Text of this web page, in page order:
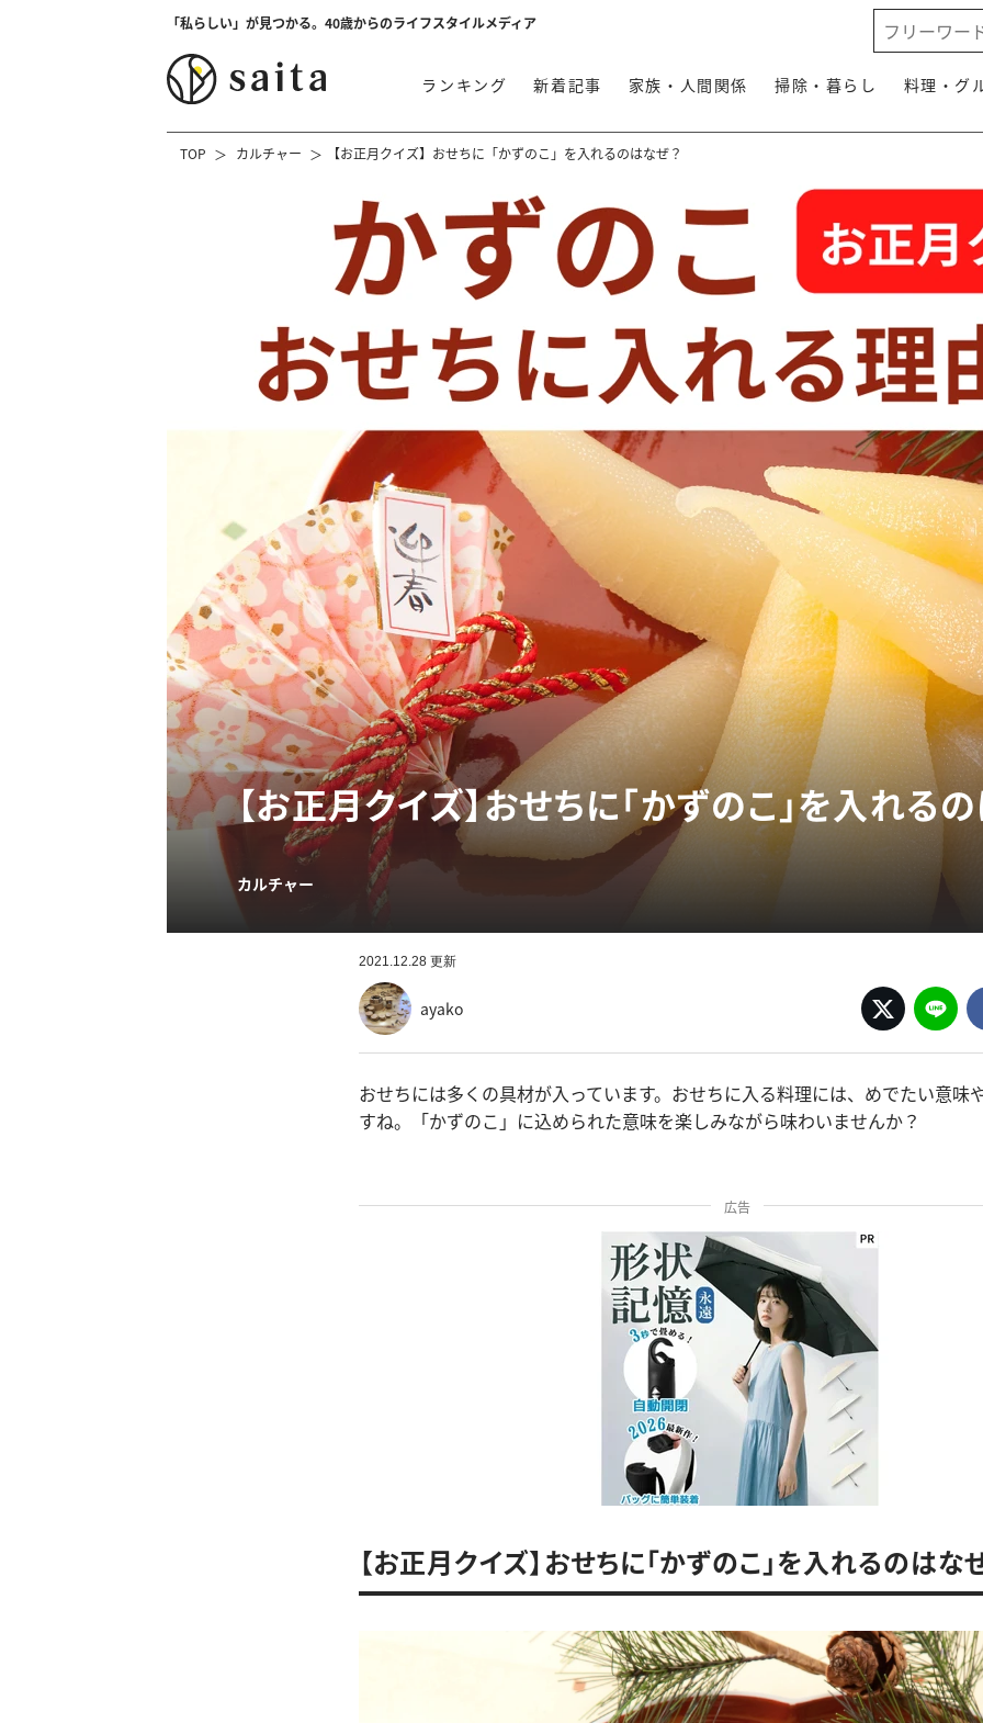
「私らしい」が見つかる。40歳からのライフスタイルメディア
ランキング 新着記事 家族・人間関係 掃除・暮らし 料理・グ
TOP カルチャー 【お正月クイズ】おせちに「かずのこ」を入れるのはなぜ？
【お正月クイズ】おせちに「かずのこ」を入れる
カルチャー
2021.12.28 更新
ayako
おせちには多くの具材が入っています。おせちに入る料理には、めでたい意味
すね。「かずのこ」に込められた意味を楽しみながら味わいませんか？
広告
【お正月クイズ】おせちに「かずのこ」を入れるのはな